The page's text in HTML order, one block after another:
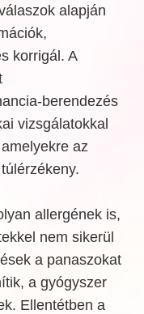
alapján
korrigál. A
berendezés
vizsgálatokkal
az
allergének is,
nem sikerül
a panaszokat
a gyógyszer
Ellentétben a